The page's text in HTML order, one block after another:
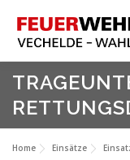
Inhalt
springen
HOME
Aktuelles
Über Uns
Home Einsätze